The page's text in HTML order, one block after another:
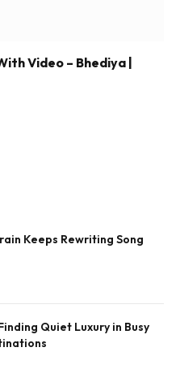
Video – Bhediya |
Keeps Rewriting Song
Quiet Luxury in Busy